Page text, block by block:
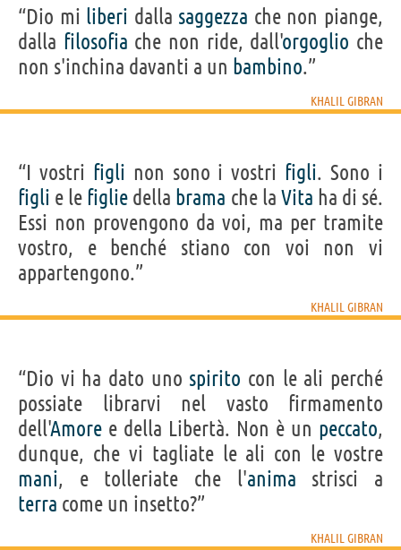
“Dio mi liberi dalla saggezza che non piange,
dalla filosofia che non ride, dall'orgoglio che
non s'inchina davanti a un bambino.”
KHALIL GIBRAN
“I vostri figli non sono i vostri figli. Sono i
figli e le figlie della brama che la Vita ha di sé.
Essi non provengono da voi, ma per tramite
vostro, e benché stiano con voi non vi
appartengono.”
KHALIL GIBRAN
“Dio vi ha dato uno spirito con le ali perché
possiate librarvi nel vasto firmamento
dell'Amore e della Libertà. Non è un peccato,
dunque, che vi tagliate le ali con le vostre
mani, e tolleriate che l'anima strisci a
terra come un insetto?”
KHALIL GIBRAN